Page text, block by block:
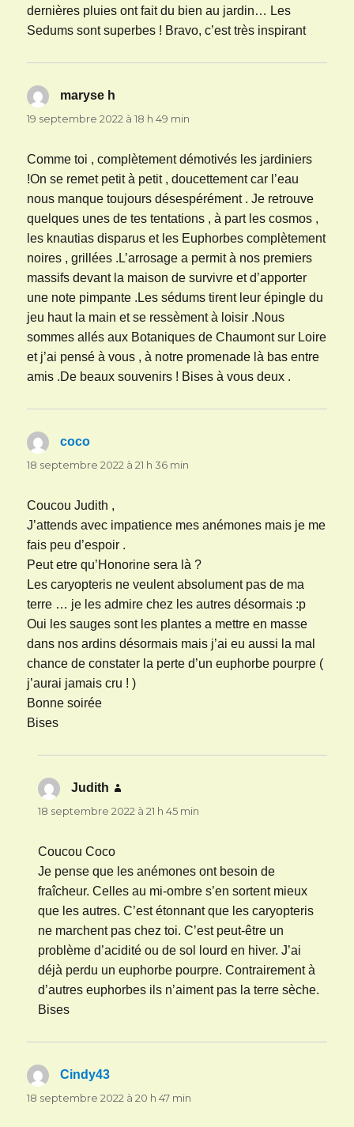
dernières pluies ont fait du bien au jardin… Les
Sedums sont superbes ! Bravo, c’est très inspirant
maryse h
19 septembre 2022 à 18 h 49 min
Comme toi , complètement démotivés les jardiniers
!On se remet petit à petit , doucettement car l’eau
nous manque toujours désespérément . Je retrouve
quelques unes de tes tentations , à part les cosmos ,
les knautias disparus et les Euphorbes complètement
noires , grillées .L’arrosage a permit à nos premiers
massifs devant la maison de survivre et d’apporter
une note pimpante .Les sédums tirent leur épingle du
jeu haut la main et se ressèment à loisir .Nous
sommes allés aux Botaniques de Chaumont sur Loire
et j’ai pensé à vous , à notre promenade là bas entre
amis .De beaux souvenirs ! Bises à vous deux .
coco
18 septembre 2022 à 21 h 36 min
Coucou Judith ,
J’attends avec impatience mes anémones mais je me
fais peu d’espoir .
Peut etre qu’Honorine sera là ?
Les caryopteris ne veulent absolument pas de ma
terre … je les admire chez les autres désormais :p
Oui les sauges sont les plantes a mettre en masse
dans nos ardins désormais mais j’ai eu aussi la mal
chance de constater la perte d’un euphorbe pourpre (
j’aurai jamais cru ! )
Bonne soirée
Bises
Judith
18 septembre 2022 à 21 h 45 min
Coucou Coco
Je pense que les anémones ont besoin de
fraîcheur. Celles au mi-ombre s’en sortent mieux
que les autres. C’est étonnant que les caryopteris
ne marchent pas chez toi. C’est peut-être un
problème d’acidité ou de sol lourd en hiver. J’ai
déjà perdu un euphorbe pourpre. Contrairement à
d’autres euphorbes ils n’aiment pas la terre sèche.
Bises
Cindy43
18 septembre 2022 à 20 h 47 min